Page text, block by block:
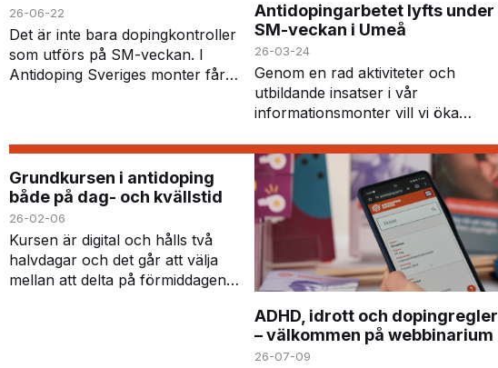
26-06-22
Det är inte bara dopingkontroller
som utförs på SM-veckan. I
Antidoping Sveriges monter får
får deltagar…
Antidopingarbetet lyfts under
SM-veckan i Umeå
26-03-24
Genom en rad aktiviteter och
utbildande insatser i vår
informationsmonter vill vi öka
dopingregler och belysa vikten av
ett förebyggande arbete mot
doping. Under SM-veckan er…
Grundkursen i antidoping
både på dag- och kvällstid
26-02-06
Kursen är digital och hålls två
halvdagar och det går att välja
mellan att delta på förmiddagen
ADHD, idrott och dopingregler
– välkommen på webbinarium
26-07-09